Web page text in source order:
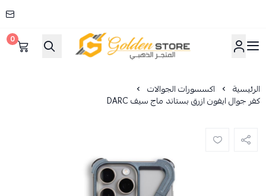
المتجر الذهبي
0
الرئيسية اكسسورات الجوالات
كفر جوال ايفون ازرق بستاند ماج سيف DARC